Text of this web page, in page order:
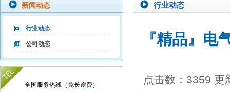
新闻动态
行业动态
公司动态
全国服务热线（免长途费）
行业动态
『精品』电
点击数：3359